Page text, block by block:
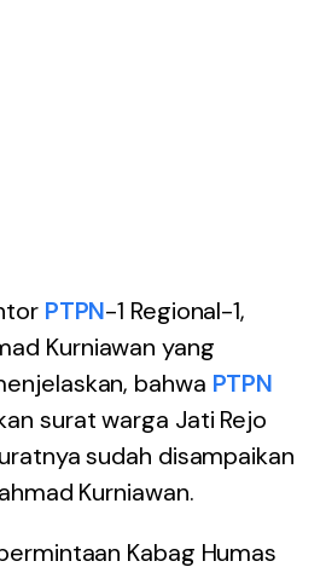
PTPN-1 Regional-1,
Kurniawan yang
bahwa PTPN
surat warga Jati Rejo
sudah disampaikan
Kurniawan.
Kabag Humas